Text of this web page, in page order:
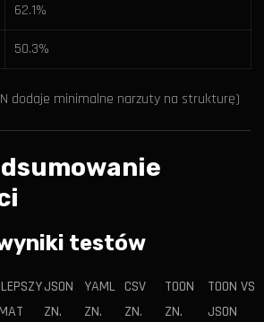
62.1%
50.3%
dodaje minimalne narzuty na strukturę)
testów
JSON
ZN.
YAML
ZN.
CSV
ZN.
TOON
ZN.
TOON VS
JSON